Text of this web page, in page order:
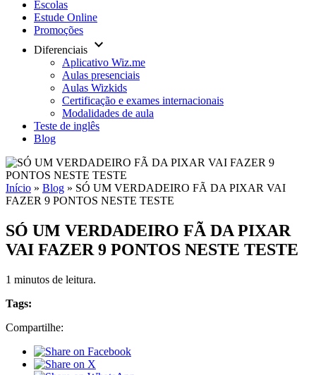
Escolas
Estude Online
Promoções
Diferenciais keyboard_arrow_down
Aplicativo Wiz.me
Aulas presenciais
Aulas Wizkids
Certificação e exames internacionais
Modalidades de aula
Teste de inglês
Blog
Início » Blog » SÓ UM VERDADEIRO FÃ DA PIXAR VAI
FAZER 9 PONTOS NESTE TESTE
SÓ UM VERDADEIRO FÃ DA PIXAR
VAI FAZER 9 PONTOS NESTE TESTE
1 minutos de leitura.
Tags:
Compartilhe: